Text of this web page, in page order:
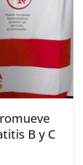
B y C